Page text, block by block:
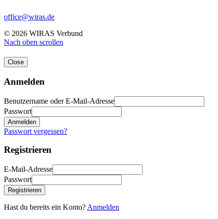
office@wiras.de
© 2026 WIRAS Verbund
Nach oben scrollen
Close
Anmelden
Benutzername oder E-Mail-Adresse
Passwort
Anmelden
Passwort vergessen?
Registrieren
E-Mail-Adresse
Passwort
Registrieren
Hast du bereits ein Konto? Anmelden